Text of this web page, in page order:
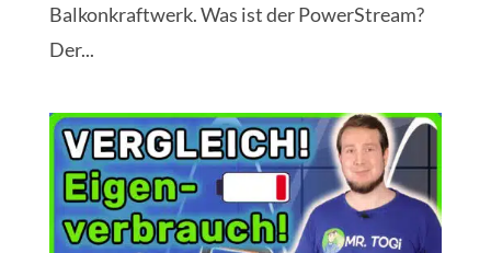
Balkonkraftwerk. Was ist der PowerStream?
Der...